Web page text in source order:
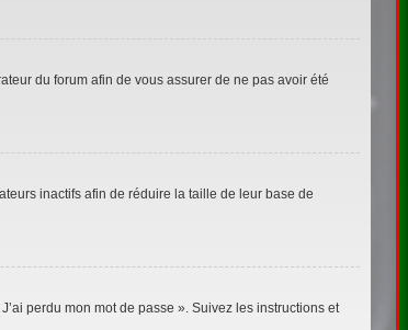
du forum afin de vous assurer de ne pas avoir été
inactifs afin de réduire la taille de leur base de
perdu mon mot de passe ». Suivez les instructions et